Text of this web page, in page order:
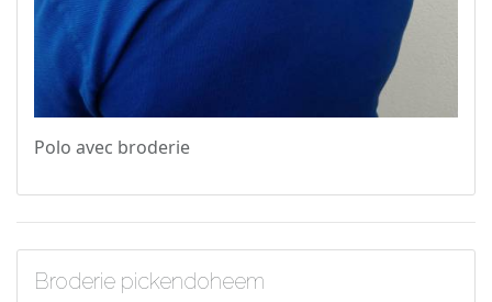
Polo avec broderie
Broderie pickendoheem